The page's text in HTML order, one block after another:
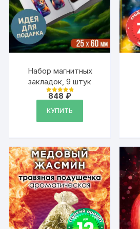
Набор магнитных
закладок, 9 штук
Оценка
848₽
КУПИТЬ